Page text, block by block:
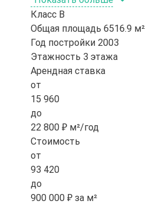
Класс B
Общая площадь 6516.9 м²
Год постройки 2003
Этажность 3 этажа
Арендная ставка
от
15 960
до
22 800 ₽ м²/год
Стоимость
от
93 420
до
900 000 ₽ за м²